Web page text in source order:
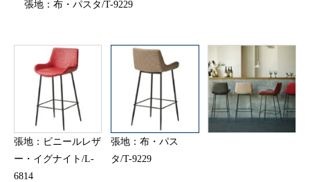
張地：布・パスタ/T-9229
張地：ビニールレザ
ー・イグナイト/L-
6814
張地：布・パス
タ/T-9229